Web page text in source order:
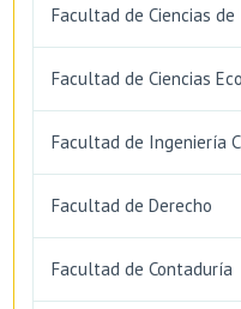
Facultad de Ciencias de
Facultad de Ciencias
Facultad de Ingeniería
Facultad de Derecho
Facultad de Contaduría